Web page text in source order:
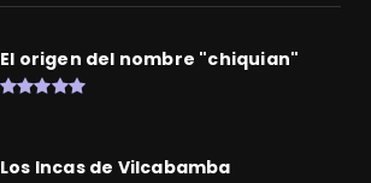
El origen del nombre "chiquian"
Los Incas de Vilcabamba